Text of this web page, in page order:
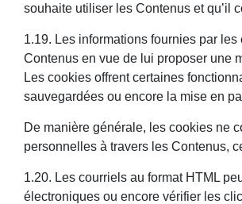
souhaite utiliser les Contenus et qu’il
1.19. Les informations fournies par
Contenus en vue de lui proposer une
Les cookies offrent certaines
sauvegardées ou encore la mise en
De manière générale, les cookies ne
personnelles à travers les Contenus,
1.20. Les courriels au format HTML
électroniques ou encore vérifier les